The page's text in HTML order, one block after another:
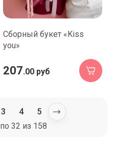
Сборный букет «Kiss
you»
207.00 руб
3 4
5
по 32 из 158